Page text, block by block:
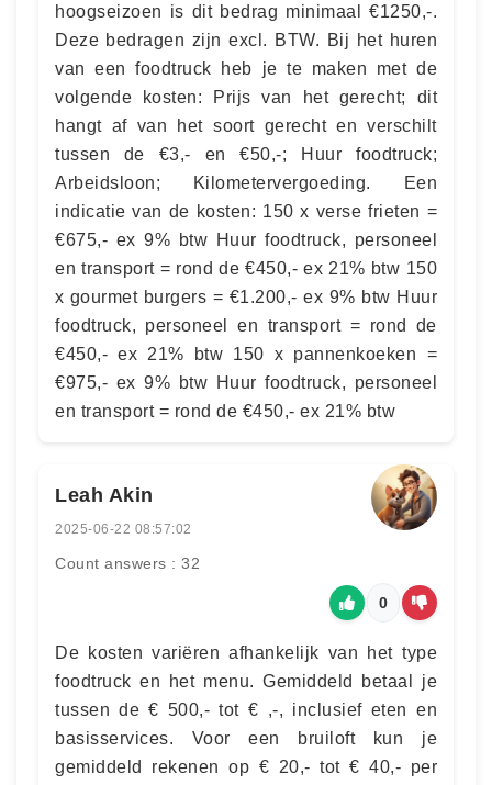
hoogseizoen is dit bedrag minimaal €1250,-.
Deze bedragen zijn excl. BTW. Bij het huren
van een foodtruck heb je te maken met de
volgende kosten: Prijs van het gerecht; dit
hangt af van het soort gerecht en verschilt
tussen de €3,- en €50,-; Huur foodtruck;
Arbeidsloon; Kilometervergoeding. Een
indicatie van de kosten: 150 x verse frieten =
€675,- ex 9% btw Huur foodtruck, personeel
en transport = rond de €450,- ex 21% btw 150
x gourmet burgers = €1.200,- ex 9% btw Huur
foodtruck, personeel en transport = rond de
€450,- ex 21% btw 150 x pannenkoeken =
€975,- ex 9% btw Huur foodtruck, personeel
en transport = rond de €450,- ex 21% btw
Leah Akin
2025-06-22 08:57:02
Count answers : 32
0
De kosten variëren afhankelijk van het type
foodtruck en het menu. Gemiddeld betaal je
tussen de € 500,- tot € ,-, inclusief eten en
basisservices. Voor een bruiloft kun je
gemiddeld rekenen op € 20,- tot € 40,- per